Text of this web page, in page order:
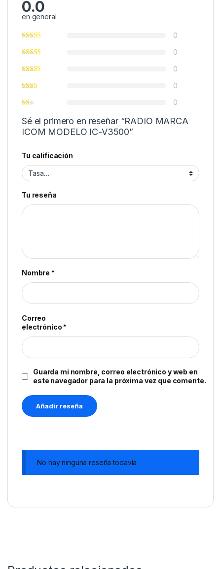
0.0
en general
0
0
0
0
0
Sé el primero en reseñar “RADIO MARCA
ICOM MODELO IC-V3500”
Tu calificación
Tu reseña
Nombre*
Correo
electrónico*
Guarda mi nombre, correo electrónico y web en
este navegador para la próxima vez que comente.
No hay ninguna reseña todavía